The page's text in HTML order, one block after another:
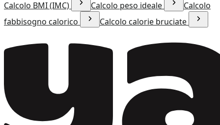
Calcolo BMI (IMC) Calcolo peso ideale
Calcolo
fabbisogno calorico
Calcolo calorie bruciate